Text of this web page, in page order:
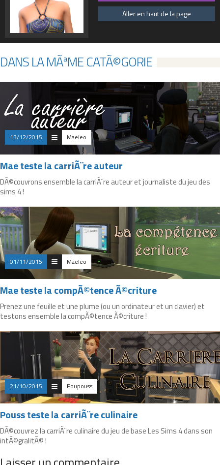
Aller en haut de la page
DANS LA MÃªME CATÃ©GORIE
13/12/2015 Maeleo
Mae teste la carriÃ¨re auteur
DÃ©couvrons ensemble la carriÃ¨re auteur et journaliste du jeu des
sims 4 !
01/11/2015 Maeleo
Mae teste la compÃ©tence Ã©criture
Prenez une feuille et une plume (ou un ordinateur et un clavier) et
testons ensemble la compÃ©tence Ã©criture !
21/10/2015 Poupouss
Pouss teste la carriÃ¨re culinaire
DÃ©couvrez la carriÃ¨re culinaire du jeu de base Les Sims 4 dans son
intÃ©gralitÃ© !